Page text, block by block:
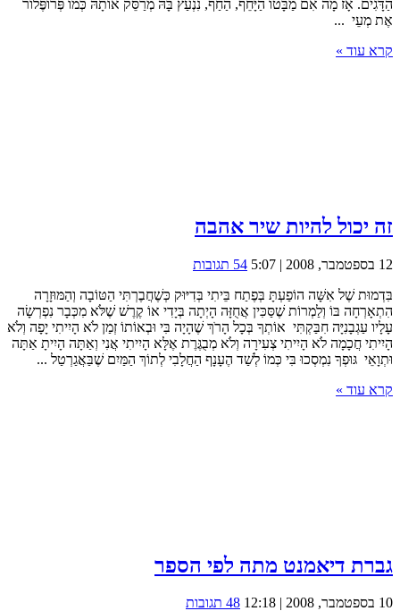
הַדָּגִים. אָז מָה אִם מַבָּטוֹ הַיָּחֵף, הַחַף, נִנְעַץ בָּהּ מְרַסֵּק אוֹתָהּ כְּמוֹ פְּרוֹפֶּלוֹר
אֶת מְעֵי ...
קרא עוד »
זה יכול להיות שיר אהבה
12 בספטמבר, 2008 | 5:07
54 תגובות
בִּדְמוּת שֶׁל אִשָּׁה הוֹפַעְתָּ בְּפֶתַח בֵּיתִי בְּדִיּוּק כְּשֶׁחֲבֶרְתִּי הַטּוֹבָה וְהַמּוּזָרָה
הִתְאָרְחָה בּוֹ וְלַמְרוֹת שֶׁסַּכִּין אֲחֻזָּה הָיְתָה בְּיָדִי אוֹ קֶרֶשׁ שֶׁלֹּא מִכְּבָר נִפְרְשָׂה
עָלָיו עַגְבָנִיָּה חִבַּקְתִּי אוֹתְךָ בְּכָל הָרֹךְ שֶׁהָיָה בִּי וּבְאוֹתוֹ זְמַן לֹא הָיִיתִי יָפָה וְלֹא
הָיִיתִי חֲכָמָה לֹא הָיִיתִי צְעִירָה וְלֹא מְבֻגֶּרֶת אֶלָּא הָיִיתִי אֲנִי וְאַתָּה הָיִיתָ אַתָּה
וּתְוָאֵי גּוּפְךָ נִמְסְכוּ בִּי כְּמוֹ לְשַׁד הֶעָנָף הַחֲלָבִי לְתוֹךְ הַמַּיִם שֶׁבַּאֲגַרְטַל ...
קרא עוד »
גברת דיאמנט מתה לפי הספר
10 בספטמבר, 2008 | 12:18 48 תגובות